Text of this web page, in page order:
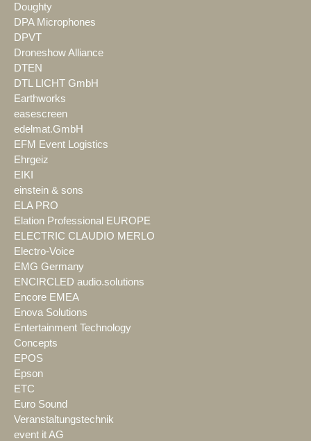
Doughty
DPA Microphones
DPVT
Droneshow Alliance
DTEN
DTL LICHT GmbH
Earthworks
easescreen
edelmat.GmbH
EFM Event Logistics
Ehrgeiz
EIKI
einstein & sons
ELA PRO
Elation Professional EUROPE
ELECTRIC CLAUDIO MERLO
Electro-Voice
EMG Germany
ENCIRCLED audio.solutions
Encore EMEA
Enova Solutions
Entertainment Technology
Concepts
EPOS
Epson
ETC
Euro Sound
Veranstaltungstechnik
event it AG